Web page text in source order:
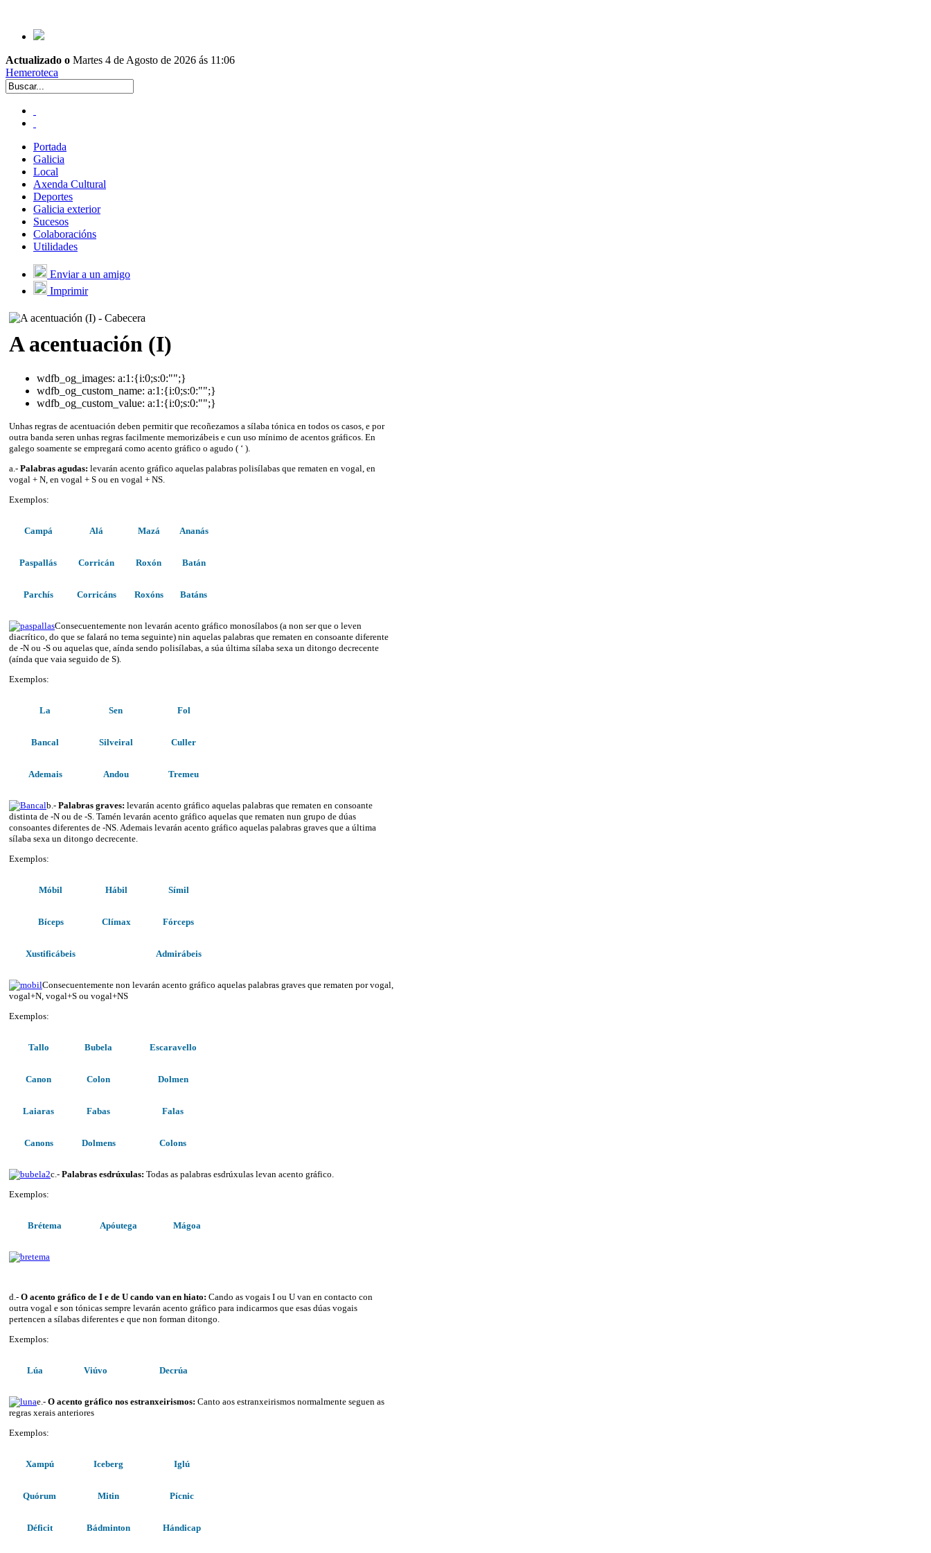
Actualizado o Martes 4 de Agosto de 2026 ás 11:06
Hemeroteca
Portada
Galicia
Local
Axenda Cultural
Deportes
Galicia exterior
Sucesos
Colaboracións
Utilidades
Enviar a un amigo
Imprimir
A acentuación (I)
wdfb_og_images: a:1:{i:0;s:0:"";}
wdfb_og_custom_name: a:1:{i:0;s:0:"";}
wdfb_og_custom_value: a:1:{i:0;s:0:"";}
Unhas regras de acentuación deben permitir que recoñezamos a sílaba tónica en todos os casos, e por
outra banda seren unhas regras facilmente memorizábeis e cun uso mínimo de acentos gráficos. En
galego soamente se empregará como acento gráfico o agudo ( ‘ ).
a.- Palabras agudas: levarán acento gráfico aquelas palabras polisílabas que rematen en vogal, en
vogal + N, en vogal + S ou en vogal + NS.
Exemplos:
Campá Alá Mazá Ananás
Paspallás Corricán Roxón Batán
Parchís Corricáns Roxóns Batáns
Consecuentemente non levarán acento gráfico monosílabos (a non ser que o leven
diacrítico, do que se falará no tema seguinte) nin aquelas palabras que rematen en consoante diferente
de -N ou -S ou aquelas que, aínda sendo polisílabas, a súa última sílaba sexa un ditongo decrecente
(aínda que vaia seguido de S).
Exemplos:
La Sen Fol
Bancal Silveiral Culler
Ademais Andou Tremeu
b.- Palabras graves: levarán acento gráfico aquelas palabras que rematen en consoante
distinta de -N ou de -S. Tamén levarán acento gráfico aquelas que rematen nun grupo de dúas
consoantes diferentes de -NS. Ademais levarán acento gráfico aquelas palabras graves que a última
sílaba sexa un ditongo decrecente.
Exemplos:
Móbil Hábil Símil
Bíceps Clímax Fórceps
Xustificábeis Admirábeis
Consecuentemente non levarán acento gráfico aquelas palabras graves que rematen por vogal,
vogal+N, vogal+S ou vogal+NS
Exemplos:
Tallo Bubela Escaravello
Canon Colon Dolmen
Laiaras Fabas Falas
Canons Dolmens Colons
c.- Palabras esdrúxulas: Todas as palabras esdrúxulas levan acento gráfico.
Exemplos:
Brétema Apóutega Mágoa
d.- O acento gráfico de I e de U cando van en hiato: Cando as vogais I ou U van en contacto con
outra vogal e son tónicas sempre levarán acento gráfico para indicarmos que esas dúas vogais
pertencen a sílabas diferentes e que non forman ditongo.
Exemplos:
Lúa Viúvo Decrúa
e.- O acento gráfico nos estranxeirismos: Canto aos estranxeirismos normalmente seguen as
regras xerais anteriores
Exemplos:
Xampú Iceberg Iglú
Quórum Mitin Pícnic
Déficit Bádminton Hándicap